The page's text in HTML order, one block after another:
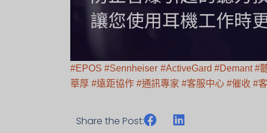
#EPOS #Sennheiser #ActiveGard #Demant #
華厚 #遠距協作 #通訊專家 #客服中心 #催收 #
Share the Post: